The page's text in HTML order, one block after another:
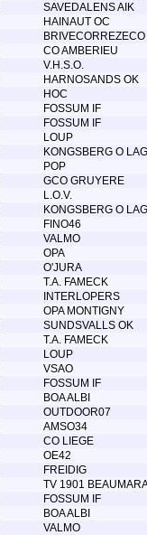
SAVEDALENS AIK
HAINAUT OC
BRIVECORREZECO
CO AMBERIEU
V.H.S.O.
HARNOSANDS OK
HOC
FOSSUM IF
FOSSUM IF
LOUP
KONGSBERG O LAG
POP
GCO GRUYERE
L.O.V.
KONGSBERG O LAG
FINO46
VALMO
OPA
O'JURA
T.A. FAMECK
INTERLOPERS
OPA MONTIGNY
SUNDSVALLS OK
T.A. FAMECK
LOUP
VSAO
FOSSUM IF
BOA ALBI
OUTDOOR07
AMSO34
CO LIEGE
OE42
FREIDIG
TV 1901
FOSSUM IF
BOA ALBI
VALMO